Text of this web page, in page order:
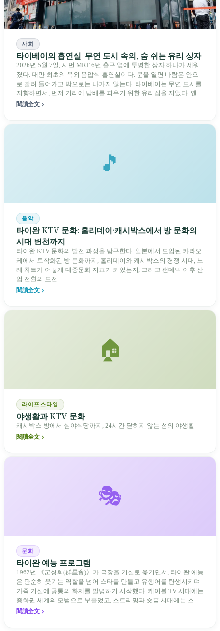
사회
타이베이의 흡연실: 무연 도시 속의, 숨 쉬는 유리 상자
2026년 5월 7일, 시먼 MRT 6번 출구 옆에 투명한 상자 하나가 세워
졌다. 대만 최초의 옥외 음압식 흡연실이다. 문을 열면 바람은 안으
로 빨려 들어가고 밖으로는 나가지 않는다. 타이베이는 무연 도시를
지향하면서, 먼저 거리에 담배를 피우기 위한 유리집을 지었다. 옌다
오가 폐엽을 잘라 낸 1984년부터, 실내의 간접흡연이 3.2%까지 내려
閱讀全文
🎵
음악
타이완 KTV 문화: 홀리데이·캐시박스에서 방 문화의
시대 변천까지
타이완 KTV 문화의 발전 과정을 탐구한다. 일본에서 도입된 카라오
케에서 토착화된 방 문화까지, 홀리데이와 캐시박스의 경쟁 시대, 노
래 차트가 어떻게 대중문화 지표가 되었는지, 그리고 팬데믹 이후 산
업 전환의 도전
閱讀全文
🏠
라이프스타일
야생활과 KTV 문화
캐시박스 방에서 심야식당까지, 24시간 닫히지 않는 섬의 야생활
閱讀全文
🎭
문화
타이완 예능 프로그램
1962년 《군성회(群星會)》가 극장을 거실로 옮기면서, 타이완 예능
은 단순히 웃기는 역할을 넘어 스타를 만들고 유행어를 탄생시키며
가족 거실에 공통의 화제를 발명하기 시작했다. 케이블 TV 시대에는
중화권 세계의 모범으로 부풀었고, 스트리밍과 숏폼 시대에는 스튜
디오 쇼에서 분화된 플랫폼 위의 새로운 언어로 스스로를 다시 써야
閱讀全文